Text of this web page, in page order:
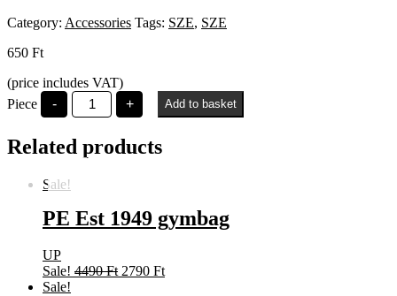
Category: Accessories Tags: SZE, SZE
650 Ft
(price includes VAT)
Piece
-
SZE
Pen
+ Add to basket
Related products
Sale!
PE Est 1949 gymbag
UP
Sale! 4490Ft Original
2790 FtCurrent
Sale!